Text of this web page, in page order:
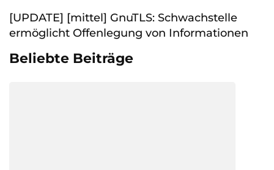
[UPDATE] [mittel] GnuTLS: Schwachstelle
ermöglicht Offenlegung von Informationen
Beliebte Beiträge